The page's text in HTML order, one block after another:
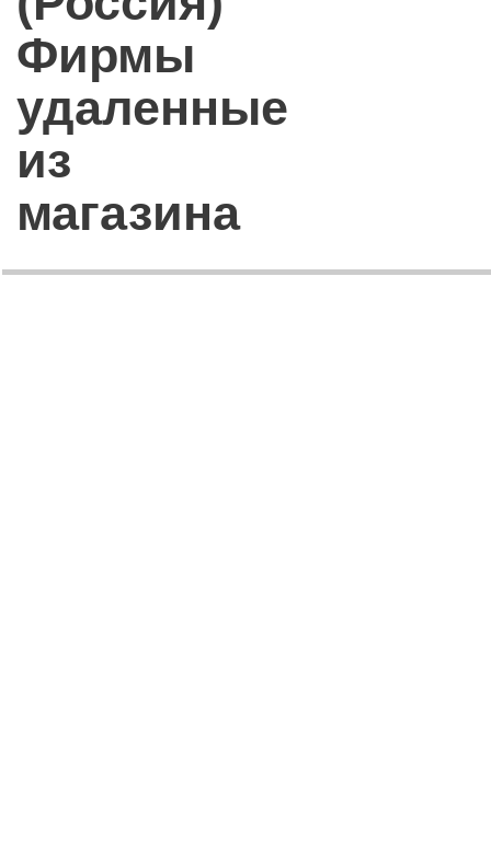
Фирмы
удаленные
из
магазина